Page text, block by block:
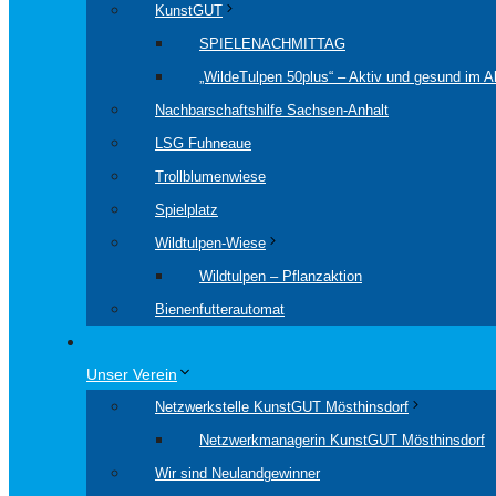
KunstGUT
SPIELENACHMITTAG
„WildeTulpen 50plus“ – Aktiv und gesund im
Nachbarschaftshilfe Sachsen-Anhalt
LSG Fuhneaue
Trollblumenwiese
Spielplatz
Wildtulpen-Wiese
Wildtulpen – Pflanzaktion
Bienenfutterautomat
Unser Verein
Netzwerkstelle KunstGUT Mösthinsdorf
Netzwerkmanagerin KunstGUT Mösthinsdorf
Wir sind Neulandgewinner